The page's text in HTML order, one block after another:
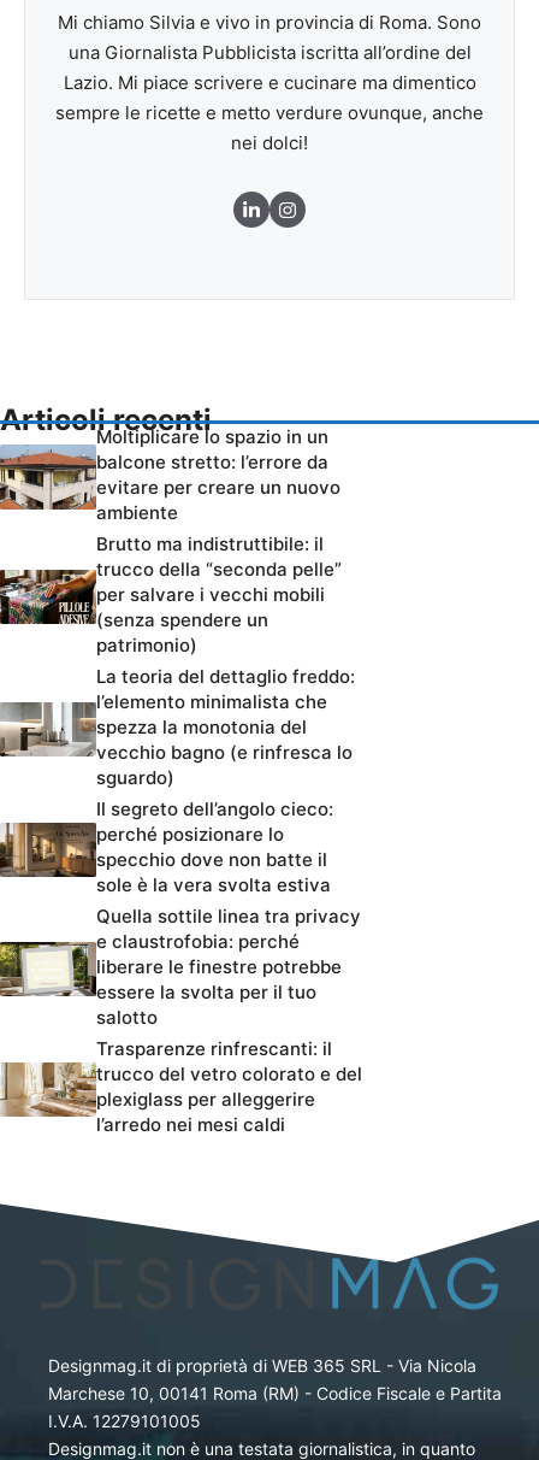
Mi chiamo Silvia e vivo in provincia di Roma. Sono
una Giornalista Pubblicista iscritta all’ordine del
Lazio. Mi piace scrivere e cucinare ma dimentico
sempre le ricette e metto verdure ovunque, anche
nei dolci!
Articoli recenti
Moltiplicare lo spazio in un
balcone stretto: l’errore da
evitare per creare un nuovo
ambiente
Brutto ma indistruttibile: il
trucco della “seconda pelle”
per salvare i vecchi mobili
(senza spendere un
patrimonio)
La teoria del dettaglio freddo:
l’elemento minimalista che
spezza la monotonia del
vecchio bagno (e rinfresca lo
sguardo)
Il segreto dell’angolo cieco:
perché posizionare lo
specchio dove non batte il
sole è la vera svolta estiva
Quella sottile linea tra privacy
e claustrofobia: perché
liberare le finestre potrebbe
essere la svolta per il tuo
salotto
Trasparenze rinfrescanti: il
trucco del vetro colorato e del
plexiglass per alleggerire
l’arredo nei mesi caldi
Designmag.it di proprietà di WEB 365 SRL - Via Nicola
Marchese 10, 00141 Roma (RM) - Codice Fiscale e Partita
I.V.A. 12279101005
Designmag.it non è una testata giornalistica, in quanto